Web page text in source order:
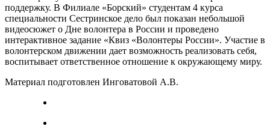
поддержку. В Филиале «Борский» студентам 4 курса
специальности Сестринское дело был показан небольшой
видеосюжет о Дне волонтера в России и проведено
интерактивное задание «Квиз «Волонтеры России». Участие в
волонтерском движении дает возможность реализовать себя,
воспитывает ответственное отношение к окружающему миру.
Материал подготовлен Инговатовой А.В.